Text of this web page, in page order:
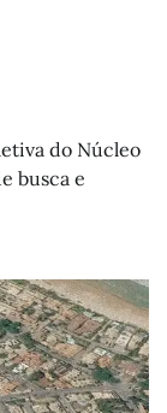
do Núcleo
busca e